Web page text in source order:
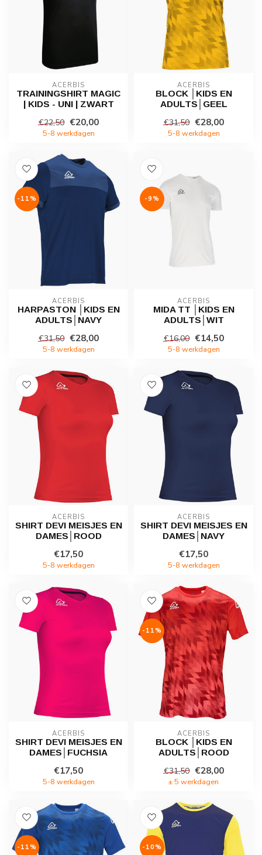
ACERBIS
TRAININGSHIRT MAGIC
| KIDS - UNI | ZWART
€22,50 €20,00
5-8 werkdagen
ACERBIS
BLOCK │KIDS EN
ADULTS│GEEL
€31,50 €28,00
5-8 werkdagen
-11%
ACERBIS
HARPASTON │KIDS EN
ADULTS│NAVY
€31,50 €28,00
5-8 werkdagen
-9%
ACERBIS
MIDA TT │KIDS EN
ADULTS│WIT
€16,00 €14,50
5-8 werkdagen
ACERBIS
SHIRT DEVI MEISJES EN
DAMES│ROOD
€17,50
5-8 werkdagen
ACERBIS
SHIRT DEVI MEISJES EN
DAMES│NAVY
€17,50
5-8 werkdagen
ACERBIS
SHIRT DEVI MEISJES EN
DAMES│FUCHSIA
€17,50
5-8 werkdagen
-11%
ACERBIS
BLOCK │KIDS EN
ADULTS│ROOD
€31,50 €28,00
± 5 werkdagen
-11% -10%